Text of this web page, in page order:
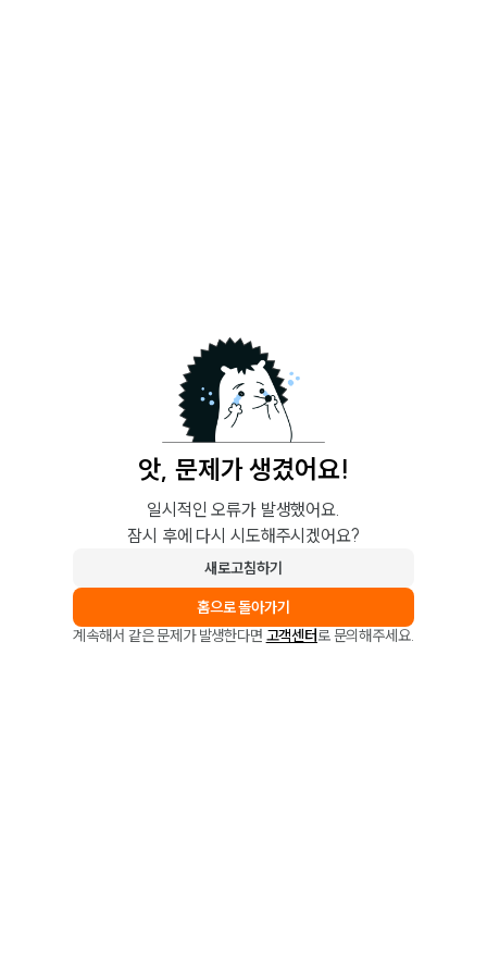
앗, 문제가 생겼어요!
일시적인 오류가 발생했어요.
잠시 후에 다시 시도해주시겠어요?
새로고침하기
홈으로 돌아가기
계속해서 같은 문제가 발생한다면 고객센터로 문의해주세요.